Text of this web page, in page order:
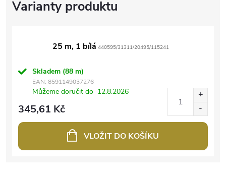
25 m, 1 bílá 440595/31311/20495/115241
Skladem (88 m)
EAN: 8591149037276
Můžeme doručit do 12.8.2026
345,61 Kč
VLOŽIT DO KOŠÍKU